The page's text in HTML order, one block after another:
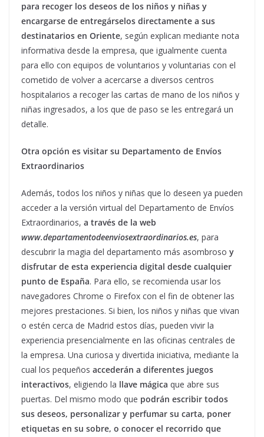
para recoger los deseos de los niños y niñas y
encargarse de entregárselos directamente a sus
destinatarios en Oriente, según explican mediante nota
informativa desde la empresa, que igualmente cuenta
para ello con equipos de voluntarios y voluntarias con el
cometido de volver a acercarse a diversos centros
hospitalarios a recoger las cartas de mano de los niños y
niñas ingresados, a los que de paso se les entregará un
detalle.
Otra opción es visitar su Departamento de Envíos
Extraordinarios
Además, todos los niños y niñas que lo deseen ya pueden
acceder a la versión virtual del Departamento de Envíos
Extraordinarios, a través de la web
www.departamentodeenviosextraordinarios.es, para
descubrir la magia del departamento más asombroso y
disfrutar de esta experiencia digital desde cualquier
punto de España. Para ello, se recomienda usar los
navegadores Chrome o Firefox con el fin de obtener las
mejores prestaciones. Si bien, los niños y niñas que vivan
o estén cerca de Madrid estos días, pueden vivir la
experiencia presencialmente en las oficinas centrales de
la empresa. Una curiosa y divertida iniciativa, mediante la
cual los pequeños accederán a diferentes juegos
interactivos, eligiendo la llave mágica que abre sus
puertas. Del mismo modo que podrán escribir todos
sus deseos, personalizar y perfumar su carta, poner
etiquetas en su sobre, o conocer el recorrido que